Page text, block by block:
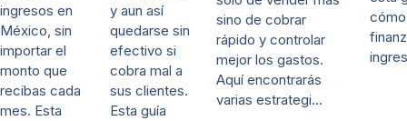
ingresos en
México, sin
importar el
monto que
recibas cada
mes. Esta
y aun así
quedarse sin
efectivo si
cobra mal a
sus clientes.
Esta guía
sino de cobrar
rápido y controlar
mejor los gastos.
Aquí encontrarás
varias estrategi…